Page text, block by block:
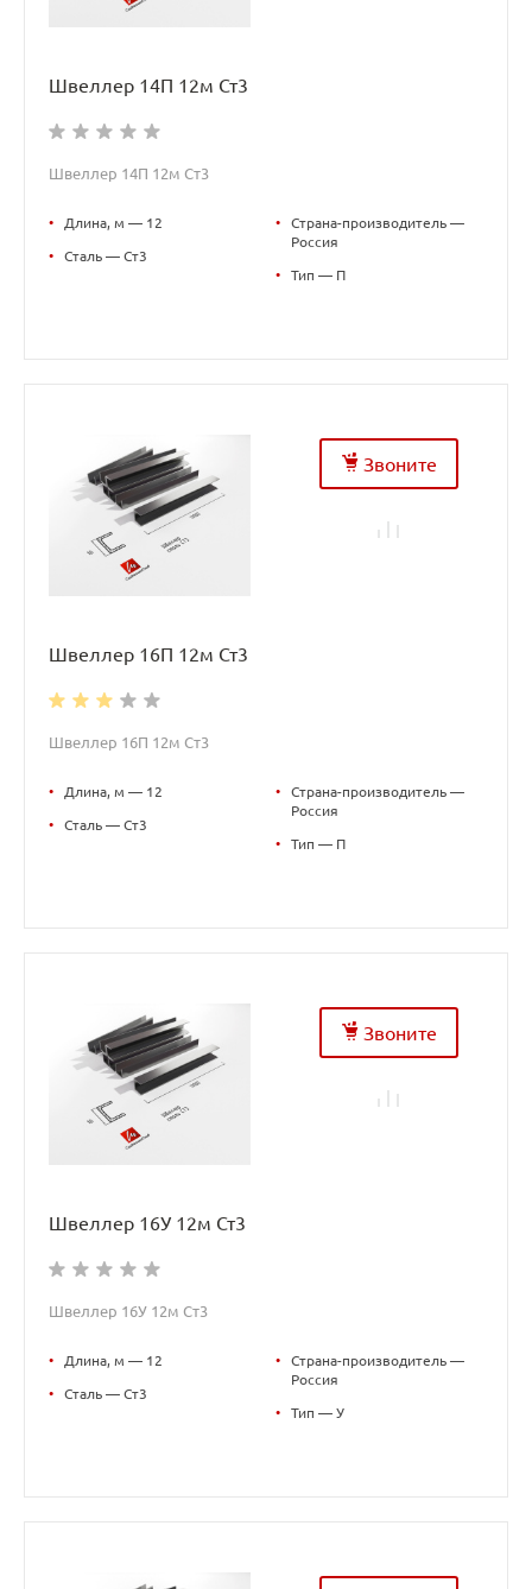
Швеллер 14П 12м Ст3
Швеллер 14П 12м Ст3
• Длина, м — 12
• Сталь — Ст3
•
Страна-производитель —
Россия
• Тип — П
Звоните
Швеллер 16П 12м Ст3
Швеллер 16П 12м Ст3
• Длина, м — 12
• Сталь — Ст3
•
Страна-производитель —
Россия
• Тип — П
Звоните
Швеллер 16У 12м Ст3
Швеллер 16У 12м Ст3
• Длина, м — 12
• Сталь — Ст3
•
Страна-производитель —
Россия
• Тип — У